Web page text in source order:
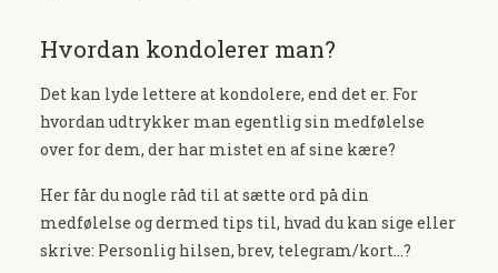
Hvordan kondolerer man?
Det kan lyde lettere at kondolere, end det er. For
hvordan udtrykker man egentlig sin medfølelse
over for dem, der har mistet en af sine kære?
Her får du nogle råd til at sætte ord på din
medfølelse og dermed tips til, hvad du kan sige eller
skrive: Personlig hilsen, brev, telegram/kort...?